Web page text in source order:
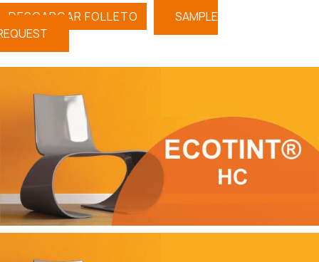
DESCARGAR FOLLETO
SAMPLE